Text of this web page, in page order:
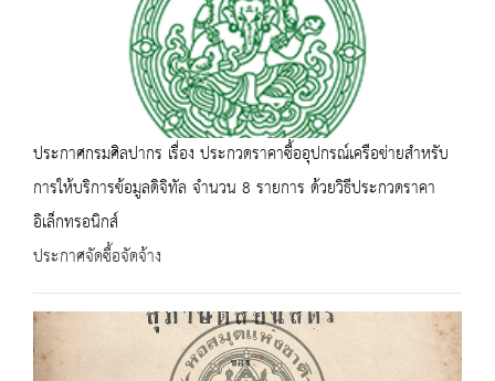
ประกาศกรมศิลปากร เรื่อง ประกวดราคาซื้ออุปกรณ์เครือข่ายสำหรับ
การให้บริการข้อมูลดิจิทัล จำนวน 8 รายการ ด้วยวิธีประกวดราคา
อิเล็กทรอนิกส์
ประกาศจัดซื้อจัดจ้าง